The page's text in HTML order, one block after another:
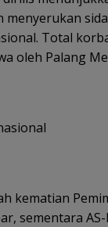
menyerukan
Total
oleh Palang
kematian
sementara